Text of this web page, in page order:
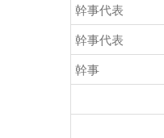
幹事代表
幹事代表
幹事